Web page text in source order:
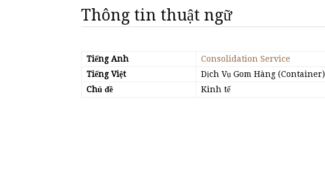
Thông tin thuật ngữ
Tiếng Anh
Consolidation Service
Tiếng Việt
Dịch Vụ Gom Hàng (Container)
Chủ đề
Kinh tế